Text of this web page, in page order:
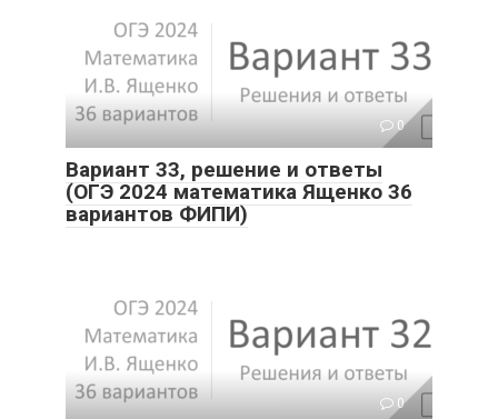
0
Вариант 33, решение и ответы
(ОГЭ 2024 математика Ященко 36
вариантов ФИПИ)
0